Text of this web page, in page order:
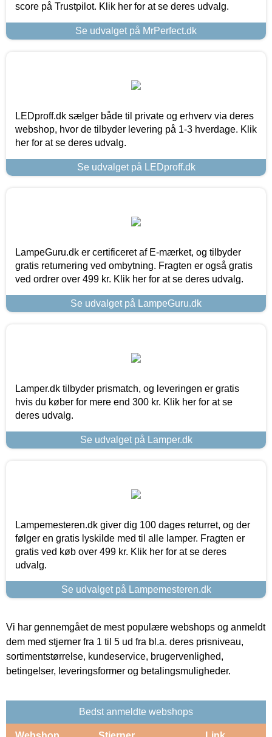
score på Trustpilot. Klik her for at se deres udvalg.
Se udvalget på MrPerfect.dk
LEDproff.dk sælger både til private og erhverv via deres
webshop, hvor de tilbyder levering på 1-3 hverdage. Klik
her for at se deres udvalg.
Se udvalget på LEDproff.dk
LampeGuru.dk er certificeret af E-mærket, og tilbyder
gratis returnering ved ombytning. Fragten er også gratis
ved ordrer over 499 kr. Klik her for at se deres udvalg.
Se udvalget på LampeGuru.dk
Lamper.dk tilbyder prismatch, og leveringen er gratis
hvis du køber for mere end 300 kr. Klik her for at se
deres udvalg.
Se udvalget på Lamper.dk
Lampemesteren.dk giver dig 100 dages returret, og der
følger en gratis lyskilde med til alle lamper. Fragten er
gratis ved køb over 499 kr. Klik her for at se deres
udvalg.
Se udvalget på Lampemesteren.dk
Vi har gennemgået de mest populære webshops og anmeldt
dem med stjerner fra 1 til 5 ud fra bl.a. deres prisniveau,
sortimentstørrelse, kundeservice, brugervenlighed,
betingelser, leveringsformer og betalingsmuligheder.
Bedst anmeldte webshops